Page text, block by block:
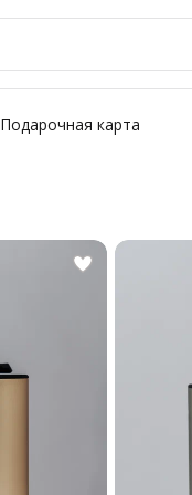
Подарочная карта